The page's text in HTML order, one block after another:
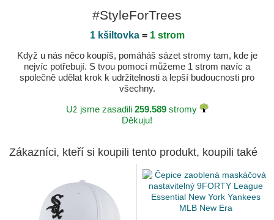
#StyleForTrees
1 kšiltovka= 1 strom
Když u nás něco koupíš, pomáháš sázet stromy tam, kde je
nejvíc potřebují. S tvou pomocí můžeme 1 strom navíc a
společně udělat krok k udržitelnosti a lepší budoucnosti pro
všechny.
Už jsme zasadili 259.589stromy
Děkuju!
Zákazníci, kteří si koupili tento produkt, koupili také